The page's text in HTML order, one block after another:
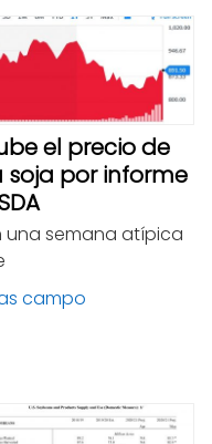
el precio de
soja por informe
una semana atípica
campo